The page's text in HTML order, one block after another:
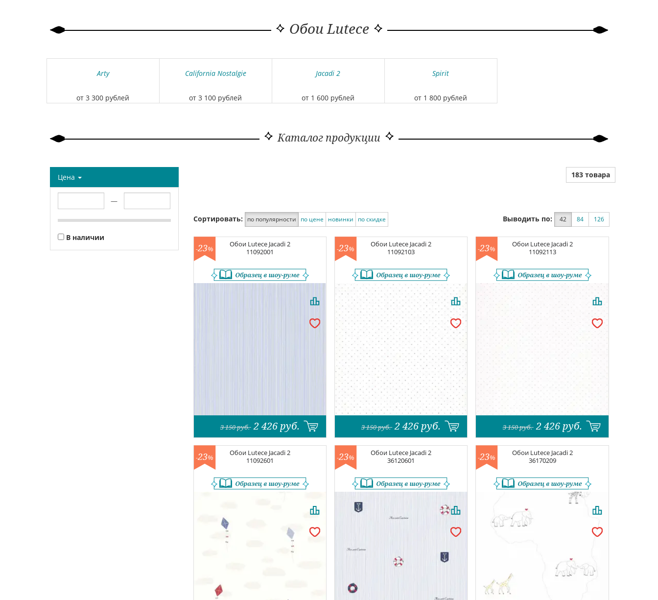
Обои Lutece
Arty
от 3 300 рублей
California Nostalgie
от 3 100 рублей
Jacadi 2
от 1 600 рублей
Spirit
от 1 800 рублей
Каталог продукции
Цена
—
В наличии
183 товара
Сортировать: по популярности по цене новинки по скидке Выводить по: 42 84 126
Обои Lutece Jacadi 2
11092001
-23%
3 150руб. 2 426 руб.
Обои Lutece Jacadi 2
11092103
-23%
3 150руб. 2 426 руб.
Обои Lutece Jacadi 2
11092113
-23%
3 150руб. 2 426 руб.
Обои Lutece Jacadi 2
11092601
-23%
Обои Lutece Jacadi 2
36120601
-23%
Обои Lutece Jacadi 2
36170209
-23%